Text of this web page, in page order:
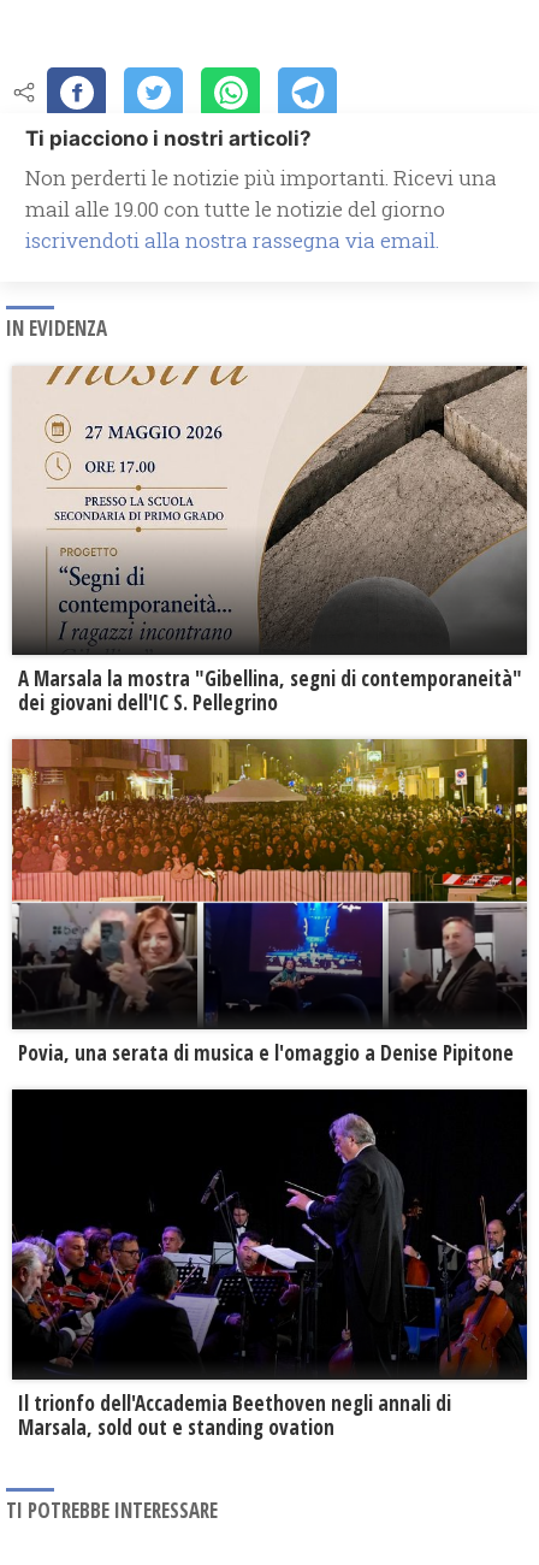
Ti piacciono i nostri articoli?
Non perderti le notizie più importanti. Ricevi una
mail alle 19.00 con tutte le notizie del giorno
iscrivendoti alla nostra rassegna via email.
IN EVIDENZA
A Marsala la mostra "Gibellina, segni di contemporaneità"
dei giovani dell'IC S. Pellegrino
Povia, una serata di musica e l'omaggio a Denise Pipitone
Il trionfo dell'Accademia Beethoven negli annali di
Marsala, sold out e standing ovation
TI POTREBBE INTERESSARE